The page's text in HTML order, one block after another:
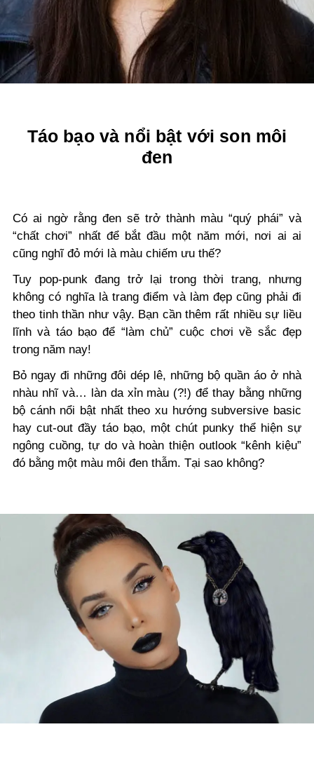
Táo bạo và nổi bật với son môi
đen
Có ai ngờ rằng đen sẽ trở thành màu “quý phái” và
“chất chơi” nhất để bắt đầu một năm mới, nơi ai ai
cũng nghĩ đỏ mới là màu chiếm ưu thế?
Tuy pop-punk đang trở lại trong thời trang, nhưng
không có nghĩa là trang điểm và làm đẹp cũng phải đi
theo tinh thần như vậy. Bạn cần thêm rất nhiều sự liều
lĩnh và táo bạo để “làm chủ” cuộc chơi về sắc đẹp
trong năm nay!
Bỏ ngay đi những đôi dép lê, những bộ quần áo ở nhà
nhàu nhĩ và… làn da xỉn màu (?!) để thay bằng những
bộ cánh nổi bật nhất theo xu hướng subversive basic
hay cut-out đầy táo bạo, một chút punky thể hiện sự
ngông cuồng, tự do và hoàn thiện outlook “kênh kiệu”
đó bằng một màu môi đen thẫm. Tại sao không?